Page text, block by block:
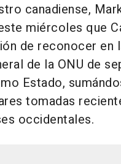
canadiense,
miércoles que
de reconocer en
de la ONU de
Estado,
tomadas
occidentales.